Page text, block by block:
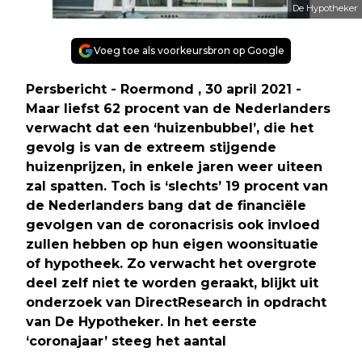
De Hypotheker
Voeg toe als voorkeursbron op Google
Persbericht - Roermond , 30 april 2021 -
Maar liefst 62 procent van de Nederlanders
verwacht dat een ‘huizenbubbel’, die het
gevolg is van de extreem stijgende
huizenprijzen, in enkele jaren weer uiteen
zal spatten. Toch is ‘slechts’ 19 procent van
de Nederlanders bang dat de financiële
gevolgen van de coronacrisis ook invloed
zullen hebben op hun eigen woonsituatie
of hypotheek. Zo verwacht het overgrote
deel zelf niet te worden geraakt, blijkt uit
onderzoek van DirectResearch in opdracht
van De Hypotheker. In het eerste
‘coronajaar’ steeg het aantal